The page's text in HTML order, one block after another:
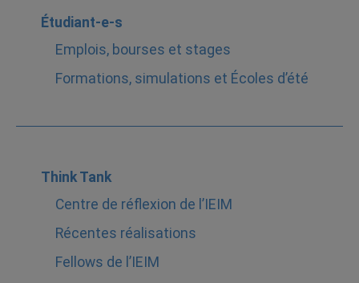
Étudiant-e-s
Emplois, bourses et stages
Formations, simulations et Écoles d’été
Think Tank
Centre de réflexion de l’IEIM
Récentes réalisations
Fellows de l’IEIM